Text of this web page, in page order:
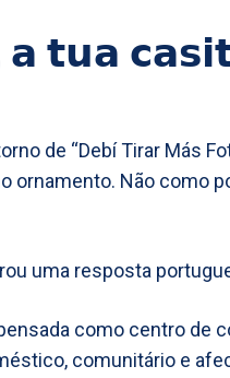
𝘁𝘂𝗮
de “Debí Tirar Más
ornamento. Não como
uma resposta
como centro de
comunitário e